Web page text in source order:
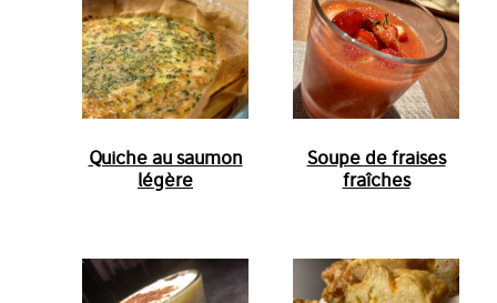
Quiche au saumon
légère
Soupe de fraises
fraîches